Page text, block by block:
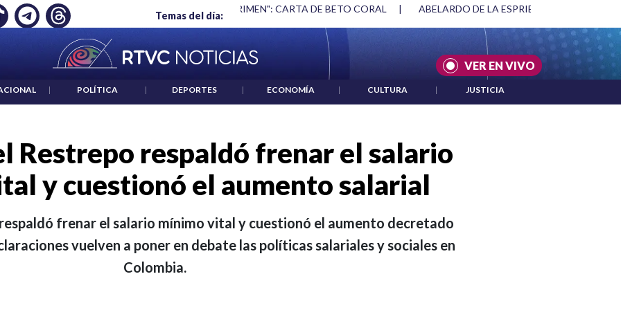
Temas del día:
UN CRIMEN": CARTA DE BETO CORAL ABELARDO DE LA ESPRIELLA Y DMG | ACUERDOS ENTRE ESTADOS UNIDOS E
VER EN VIVO
| POLÍTICA | DEPORTES | ECONOMÍA | CULTURA | JUSTICIA
Restrepo respaldó frenar el salario
y cuestionó el aumento salarial
frenar el salario mínimo vital y cuestionó el aumento decretado
vuelven a poner en debate las políticas salariales y sociales en
Colombia.